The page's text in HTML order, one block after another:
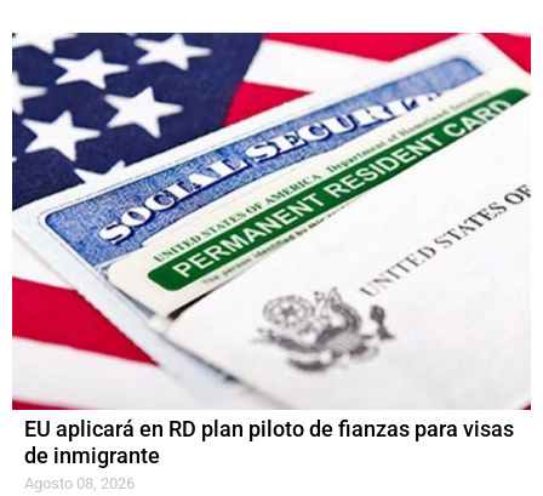
EU aplicará en RD plan piloto de fianzas para visas
de inmigrante
Agosto 08, 2026